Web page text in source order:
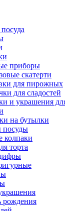
приборы
скатерти
для пирожных
для сладостей
и украшения
на бутылки
посуды
колпаки
торта
рождения